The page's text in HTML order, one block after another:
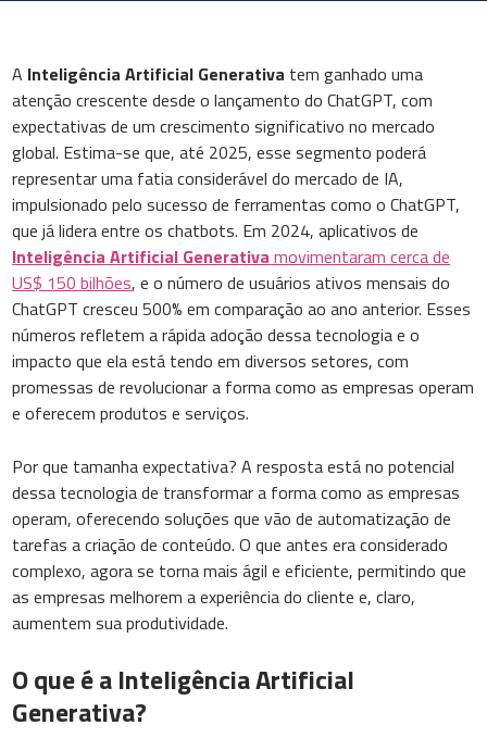
A Inteligência Artificial Generativa tem ganhado uma
atenção crescente desde o lançamento do ChatGPT, com
expectativas de um crescimento significativo no mercado
global. Estima-se que, até 2025, esse segmento poderá
representar uma fatia considerável do mercado de IA,
impulsionado pelo sucesso de ferramentas como o ChatGPT,
que já lidera entre os chatbots. Em 2024, aplicativos de
Inteligência Artificial Generativa movimentaram cerca de
US$ 150 bilhões, e o número de usuários ativos mensais do
ChatGPT cresceu 500% em comparação ao ano anterior. Esses
números refletem a rápida adoção dessa tecnologia e o
impacto que ela está tendo em diversos setores, com
promessas de revolucionar a forma como as empresas operam
e oferecem produtos e serviços.
Por que tamanha expectativa? A resposta está no potencial
dessa tecnologia de transformar a forma como as empresas
operam, oferecendo soluções que vão de automatização de
tarefas a criação de conteúdo. O que antes era considerado
complexo, agora se torna mais ágil e eficiente, permitindo que
as empresas melhorem a experiência do cliente e, claro,
aumentem sua produtividade.
O que é a Inteligência Artificial
Generativa?